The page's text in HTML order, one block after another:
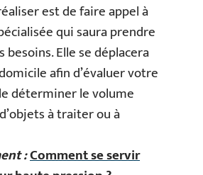
est de faire appel à
qui saura prendre
besoins. Elle se déplacera
afin d’évaluer votre
déterminer le volume
à traiter ou à
:Comment se servir